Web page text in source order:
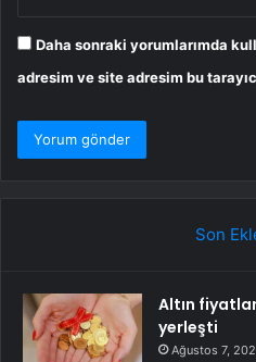
Daha sonraki yorumlarımda
adresim ve site adresim bu
Son
Altın
yerleşti
Ağustos 7,